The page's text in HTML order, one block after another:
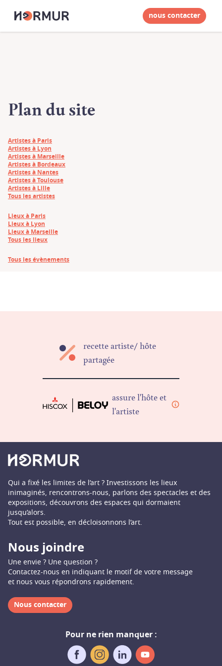
nous contacter
Plan du site
Artistes à Paris
Artistes à Lyon
Artistes à Marseille
Artistes à Bordeaux
Artistes à Nantes
Artistes à Toulouse
Artistes à Lille
Tous les artistes
Lieux à Paris
Lieux à Lyon
Lieux à Marseille
Tous les lieux
Tous les évènements
recette artiste/ hôte
partagée
assure l'hôte et
l'artiste
Qui a fixé les limites de l’art ? Investissons les lieux
inimaginés, rencontrons-nous, parlons des spectacles et des
expositions, découvrons des espaces qui dormaient
jusqu’alors.
Tout est possible, en décloisonnons l’art.
Nous joindre
Une envie ? Une question ?
Contactez-nous en indiquant le motif de votre message
et nous vous répondrons rapidement.
Nous contacter
Pour ne rien manquer :